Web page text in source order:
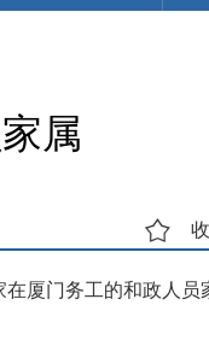
属
厦门务工的和政人